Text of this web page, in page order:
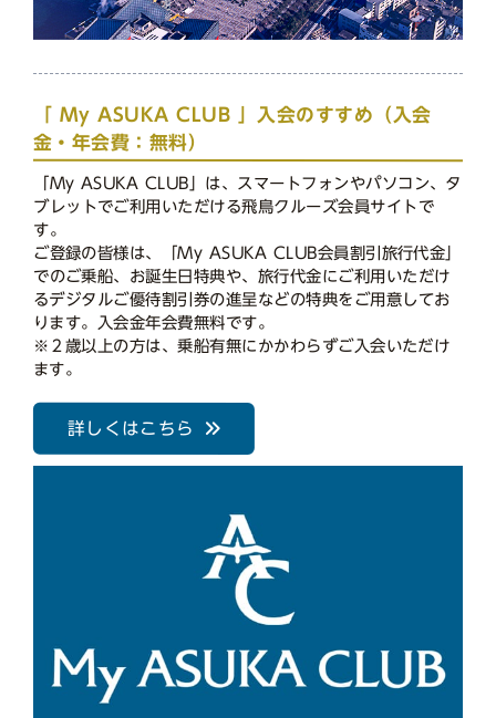
「 My ASUKA CLUB 」入会のすすめ（入会
金・年会費：無料）
「My ASUKA CLUB」は、スマートフォンやパソコン、タ
ブレットでご利用いただける飛鳥クルーズ会員サイトで
す。
ご登録の皆様は、「My ASUKA CLUB会員割引旅行代金」
でのご乗船、お誕生日特典や、旅行代金にご利用いただけ
るデジタルご優待割引券の進呈などの特典をご用意してお
ります。入会金年会費無料です。
※２歳以上の方は、乗船有無にかかわらずご入会いただけ
ます。
詳しくはこちら